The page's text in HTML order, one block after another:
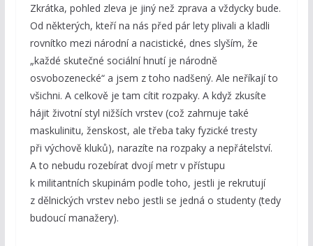
Zkrátka, pohled zleva je jiný než zprava a vždycky bude.
Od některých, kteří na nás před pár lety plivali a kladli
rovnítko mezi národní a nacistické, dnes slyším, že
„každé skutečné sociální hnutí je národně
osvobozenecké“ a jsem z toho nadšený. Ale neříkají to
všichni. A celkově je tam cítit rozpaky. A když zkusíte
hájit životní styl nižších vrstev (což zahrnuje také
maskulinitu, ženskost, ale třeba taky fyzické tresty
při výchově kluků), narazíte na rozpaky a nepřátelství.
A to nebudu rozebírat dvojí metr v přístupu
k militantních skupinám podle toho, jestli je rekrutují
z dělnických vrstev nebo jestli se jedná o studenty (tedy
budoucí manažery).